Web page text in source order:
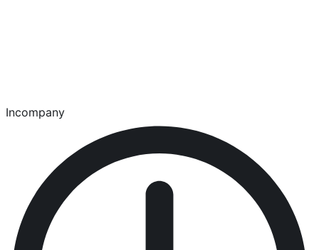
Incompany